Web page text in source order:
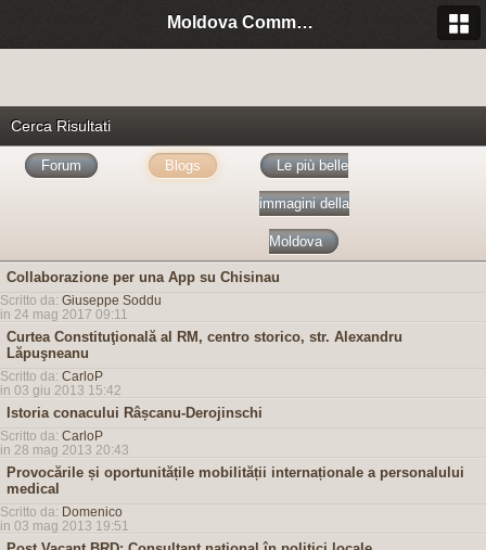
Moldova Community Italia
Cerca Risultati
Forum Blogs Le più belle
immagini della
Moldova
Collaborazione per una App su Chisinau
Scritto da: Giuseppe Soddu
in 24 mag 2017 09:11
Curtea Constituţională al RM, centro storico, str. Alexandru
Lăpuşneanu
Scritto da: CarloP
in 03 giu 2013 15:42
Istoria conacului Râșcanu-Derojinschi
Scritto da: CarloP
in 28 mag 2013 20:43
Provocările și oportunitățile mobilității internaționale a personalului
medical
Scritto da: Domenico
in 03 mag 2013 19:51